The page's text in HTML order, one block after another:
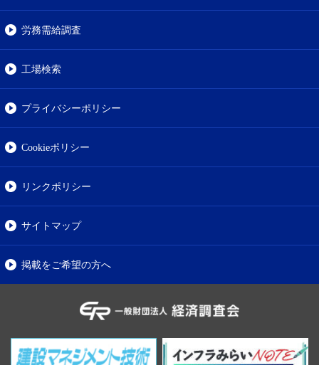
労務需給調査
工場検索
プライバシーポリシー
Cookieポリシー
リンクポリシー
サイトマップ
掲載をご希望の方へ